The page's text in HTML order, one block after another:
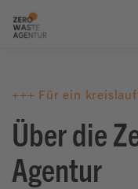
springen
springen
springen
+++ Für ein
Über die
Agentur